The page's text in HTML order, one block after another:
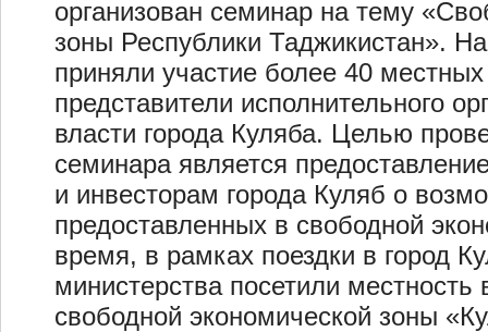
организован семинар на тему
зоны Республики Таджикистан».
приняли участие более 40
представители исполнительного
власти города Куляба. Целью
семинара является
и инвесторам города Куляб о
предоставленных в свободной
время, в рамках поездки в город
министерства посетили местность
свободной экономической зоны